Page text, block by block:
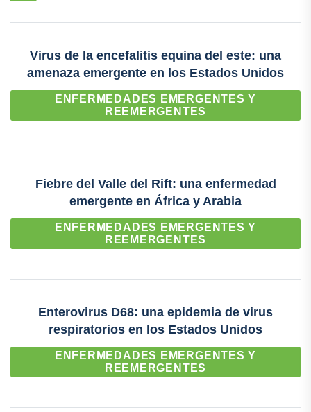
Virus de la encefalitis equina del este: una
amenaza emergente en los Estados Unidos
ENFERMEDADES EMERGENTES Y
REEMERGENTES
Fiebre del Valle del Rift: una enfermedad
emergente en África y Arabia
ENFERMEDADES EMERGENTES Y
REEMERGENTES
Enterovirus D68: una epidemia de virus
respiratorios en los Estados Unidos
ENFERMEDADES EMERGENTES Y
REEMERGENTES